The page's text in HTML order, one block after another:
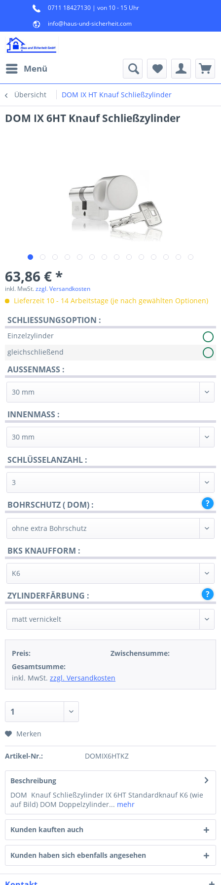
0711 18427130 | von 10 - 15 Uhr
info@haus-und-sicherheit.com
Menü
Übersicht DOM IX HT Knauf Schließzylinder
DOM IX 6HT Knauf Schließzylinder
63,86 € *
inkl. MwSt.zzgl. Versandkosten
Lieferzeit 10 - 14 Arbeitstage (je nach gewählten Optionen)
SCHLIESSUNGSOPTION :
Einzelzylinder
gleichschließend
AUSSENMASS :
INNENMASS :
SCHLÜSSELANZAHL :
BOHRSCHUTZ ( DOM) :
BKS KNAUFFORM :
ZYLINDERFÄRBUNG :
Preis:
Zwischensumme:
Gesamtsumme:
inkl. MwSt.zzgl. Versandkosten
Merken
Artikel-Nr.: DOMIX6HTKZ
Beschreibung
DOM Knauf Schließzylinder IX 6HT Standardknauf K6 (wie
auf Bild) DOM Doppelzylinder... mehr
Kunden kauften auch
Kunden haben sich ebenfalls angesehen